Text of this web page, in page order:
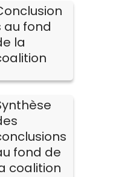
au fond
la
fond de
coalition